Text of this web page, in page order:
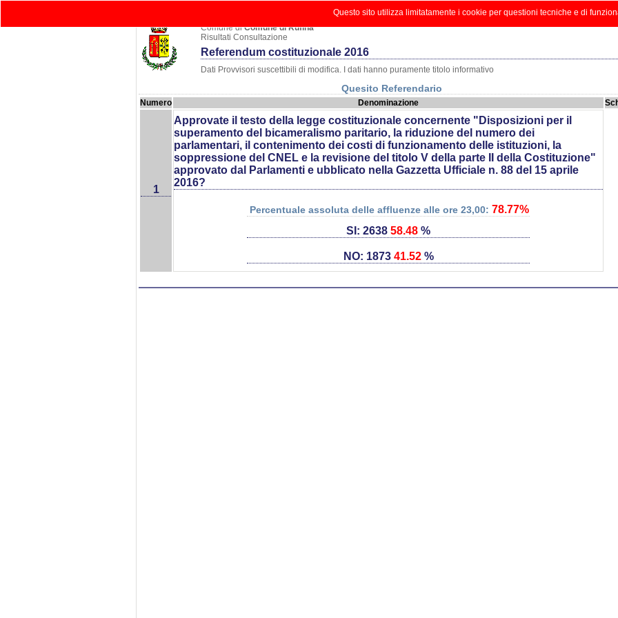
Informazioni Risultati Grafici Tema Opzioni
Comune diComune di Rufina
Risultati Consultazione
Referendum costituzionale 2016
Dati Provvisori suscettibili di modifica. I dati hanno puramente titolo informativo
Quesito Referendario
Numero Denominazione
1
Approvate il testo della legge costituzionale concernente "Disposizioni per il
superamento del bicameralismo paritario, la riduzione del numero dei
parlamentari, il contenimento dei costi di funzionamento delle istituzioni, la
soppressione del CNEL e la revisione del titolo V della parte II della Costituzione"
approvato dal Parlamenti e ubblicato nella Gazzetta Ufficiale n. 88 del 15 aprile
2016?
Percentuale assoluta delle affluenze alle ore 23,00: 78.77%
SI: 2638 58.48 %
NO: 187341.52 %
Questo sito utilizza limitatamente i cookie per questioni tecniche e di